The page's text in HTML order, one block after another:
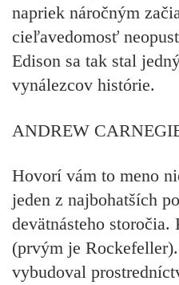
napriek náročným
cieľavedomosť
Edison sa tak stal
vynálezcov histórie.
ANDREW
Hovorí vám to meno
jeden z najbohatších
devätnásteho storočia.
(prvým je
vybudoval